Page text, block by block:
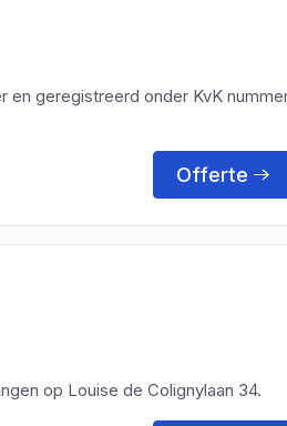
en geregistreerd onder KvK
Offerte
op Louise de Colignylaan 34.